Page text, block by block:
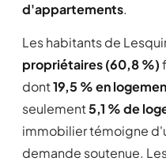
d'appartements.
Les habitants de
propriétaires (60,8 %)
dont19,5 % en
seulement5,1 % de
immobilier témoigne
demande soutenue.